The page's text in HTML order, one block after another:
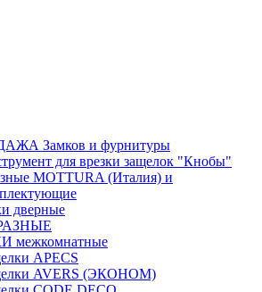
Замков и фурнитуры
для врезки защелок "Кнобы"
MOTTURA (Италия) и
дверные
межкомнатные
APECS
AVERS (ЭКОНОМ)